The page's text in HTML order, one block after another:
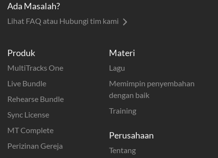
Produk
MultiTracks One
Live Bundle
Rehearse Bundle
Sync License
MT Complete
Perizinan Gereja
Materi
Lagu
Memimpin penyembahan
dengan baik
Training
Perusahaan
Tentang
Ada Masalah?
Lihat FAQ atau Hubungi tim kami